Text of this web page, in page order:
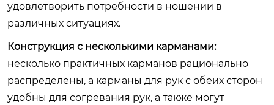
удовлетворить потребности в ношении в
различных ситуациях.
Конструкция с несколькими карманами:
несколько практичных карманов рационально
распределены, а карманы для рук с обеих сторон
удобны для согревания рук, а также могут